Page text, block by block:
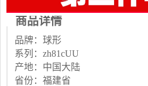
商品详情
品牌：球形
系列：zh81cUU
产地：中国大陆
省份：福建省